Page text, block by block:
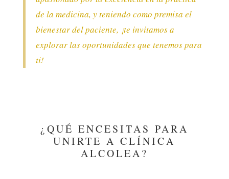
de la medicina, y teniendo como premisa el
bienestar del paciente, ¡te invitamos a
explorar las oportunidades que tenemos para
ti!
¿QUÉ ENCESITAS PARA
UNIRTE A CLÍNICA
ALCOLEA?